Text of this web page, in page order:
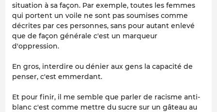
situation à sa façon. Par exemple, toutes les femmes
qui portent un voile ne sont pas soumises comme
décrites par ces personnes, sans pour autant enlevé
que de façon générale c'est un marqueur
d'oppression.
En gros, interdire ou dénier aux gens la capacité de
penser, c'est emmerdant.
Et pour finir, il me semble que parler de racisme anti-
blanc c'est comme mettre du sucre sur un gâteau au